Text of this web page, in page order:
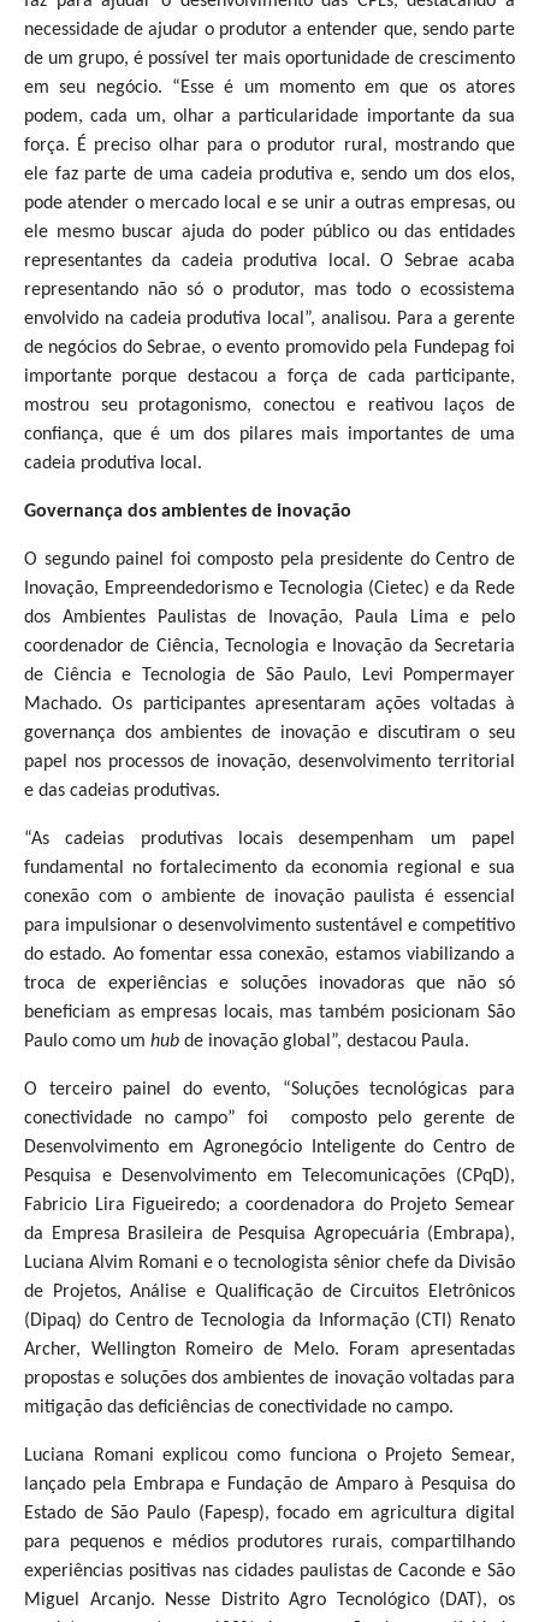
necessidade de ajudar o produtor a entender que, sendo parte
de um grupo, é possível ter mais oportunidade de crescimento
em seu negócio. “Esse é um momento em que os atores
podem, cada um, olhar a particularidade importante da sua
força. É preciso olhar para o produtor rural, mostrando que
ele faz parte de uma cadeia produtiva e, sendo um dos elos,
pode atender o mercado local e se unir a outras empresas, ou
ele mesmo buscar ajuda do poder público ou das entidades
representantes da cadeia produtiva local. O Sebrae acaba
representando não só o produtor, mas todo o ecossistema
envolvido na cadeia produtiva local”, analisou. Para a gerente
de negócios do Sebrae, o evento promovido pela Fundepag foi
importante porque destacou a força de cada participante,
mostrou seu protagonismo, conectou e reativou laços de
confiança, que é um dos pilares mais importantes de uma
cadeia produtiva local.
Governança dos ambientes de inovação
O segundo painel foi composto pela presidente do Centro de
Inovação, Empreendedorismo e Tecnologia (Cietec) e da Rede
dos Ambientes Paulistas de Inovação, Paula Lima e pelo
coordenador de Ciência, Tecnologia e Inovação da Secretaria
de Ciência e Tecnologia de São Paulo, Levi Pompermayer
Machado. Os participantes apresentaram ações voltadas à
governança dos ambientes de inovação e discutiram o seu
papel nos processos de inovação, desenvolvimento territorial
e das cadeias produtivas.
“As cadeias produtivas locais desempenham um papel
fundamental no fortalecimento da economia regional e sua
conexão com o ambiente de inovação paulista é essencial
para impulsionar o desenvolvimento sustentável e competitivo
do estado. Ao fomentar essa conexão, estamos viabilizando a
troca de experiências e soluções inovadoras que não só
beneficiam as empresas locais, mas também posicionam São
Paulo como um hub de inovação global”, destacou Paula.
O terceiro painel do evento, “Soluções tecnológicas para
conectividade no campo” foi composto pelo gerente de
Desenvolvimento em Agronegócio Inteligente do Centro de
Pesquisa e Desenvolvimento em Telecomunicações (CPqD),
Fabricio Lira Figueiredo; a coordenadora do Projeto Semear
da Empresa Brasileira de Pesquisa Agropecuária (Embrapa),
Luciana Alvim Romani e o tecnologista sênior chefe da Divisão
de Projetos, Análise e Qualificação de Circuitos Eletrônicos
(Dipaq) do Centro de Tecnologia da Informação (CTI) Renato
Archer, Wellington Romeiro de Melo. Foram apresentadas
propostas e soluções dos ambientes de inovação voltadas para
mitigação das deficiências de conectividade no campo.
Luciana Romani explicou como funciona o Projeto Semear,
lançado pela Embrapa e Fundação de Amparo à Pesquisa do
Estado de São Paulo (Fapesp), focado em agricultura digital
para pequenos e médios produtores rurais, compartilhando
experiências positivas nas cidades paulistas de Caconde e São
Miguel Arcanjo. Nesse Distrito Agro Tecnológico (DAT), os